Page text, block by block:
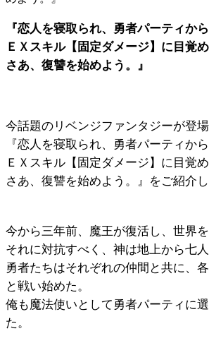
『恋人を寝取られ、勇者パーティか
ＥＸスキル【固定ダメージ】に目覚
さあ、復讐を始めよう。』
今話題のリベンジファンタジーが登場
『恋人を寝取られ、勇者パーティか
ＥＸスキル【固定ダメージ】に目覚
さあ、復讐を始めよう。』をご紹介し
今から三年前、魔王が復活し、世界を
それに対抗すべく、神は地上から七人
勇者たちはそれぞれの仲間と共に、
と戦い始めた。
俺も魔法使いとして勇者パーティに
た。